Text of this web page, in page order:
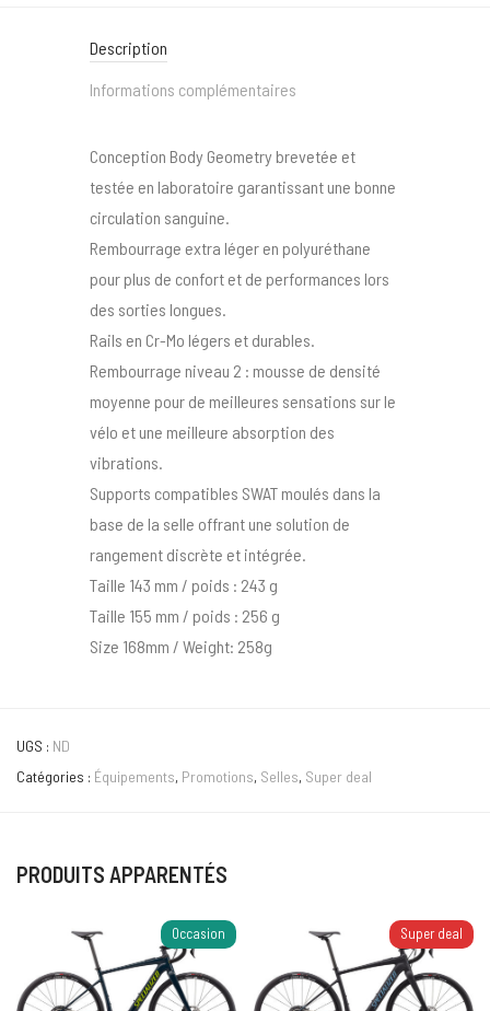
Description
Informations complémentaires
Conception Body Geometry brevetée et
testée en laboratoire garantissant une bonne
circulation sanguine.
Rembourrage extra léger en polyuréthane
pour plus de confort et de performances lors
des sorties longues.
Rails en Cr-Mo légers et durables.
Rembourrage niveau 2 : mousse de densité
moyenne pour de meilleures sensations sur le
vélo et une meilleure absorption des
vibrations.
Supports compatibles SWAT moulés dans la
base de la selle offrant une solution de
rangement discrète et intégrée.
Taille 143 mm / poids : 243 g
Taille 155 mm / poids : 256 g
Size 168mm / Weight: 258g
UGS : ND
Catégories : Équipements, Promotions, Selles, Super deal
PRODUITS APPARENTÉS
Occasion Super deal